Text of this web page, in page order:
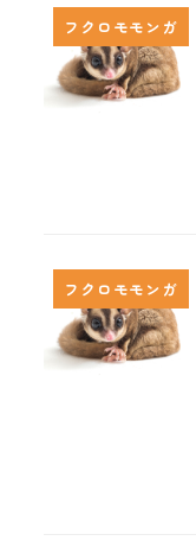
フクロモモンガ
フクロモモンガ